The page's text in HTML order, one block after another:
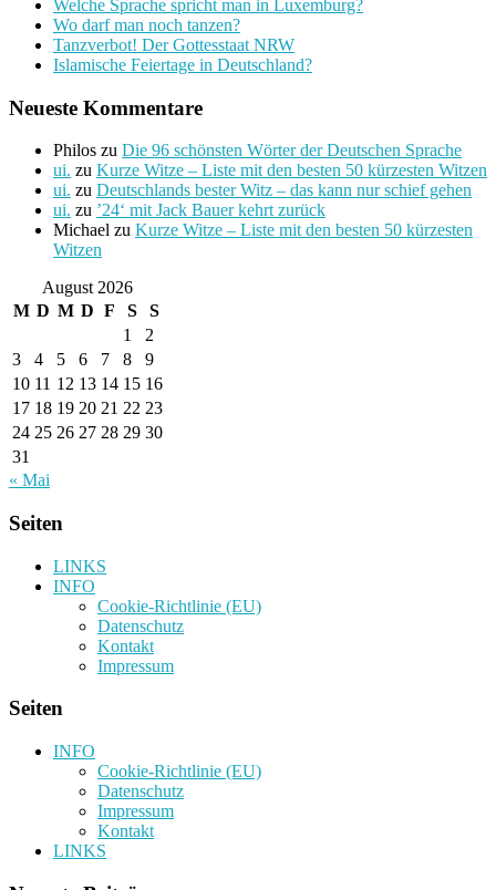
Welche Sprache spricht man in Luxemburg?
Wo darf man noch tanzen?
Tanzverbot! Der Gottesstaat NRW
Islamische Feiertage in Deutschland?
Neueste Kommentare
Philos zu Die 96 schönsten Wörter der Deutschen Sprache
ui. zu Kurze Witze – Liste mit den besten 50 kürzesten Witzen
ui. zu Deutschlands bester Witz – das kann nur schief gehen
ui. zu ’24‘ mit Jack Bauer kehrt zurück
Michael zu Kurze Witze – Liste mit den besten 50 kürzesten
Witzen
August 2026
M D M D F S
S
1
2
3
4 5 6 7 8
9
10 11 12 13 14 15 16
17 18 19 20 21 22 23
24 25 26 27 28 29 30
31
« Mai
Seiten
LINKS
INFO
Cookie-Richtlinie (EU)
Datenschutz
Kontakt
Impressum
Seiten
INFO
Cookie-Richtlinie (EU)
Datenschutz
Impressum
Kontakt
LINKS